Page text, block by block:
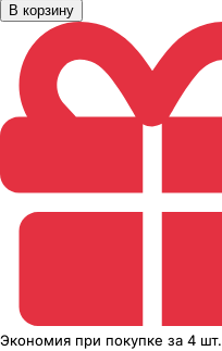
В корзину
Экономия при покупке за 4 шт.